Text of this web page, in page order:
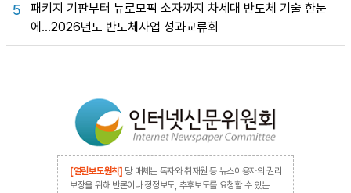
5
패키지 기판부터 뉴로모픽 소자까지 차세대 반도체 기술 한눈
에…2026년도 반도체사업 성과교류회
[열린보도원칙] 당 매체는 독자와 취재원 등 뉴스이용자의 권리
보장을 위해 반론이나 정정보도, 추후보도를 요청할 수 있는